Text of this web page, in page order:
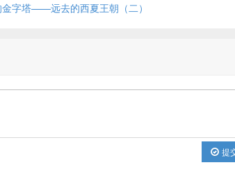
金字塔——远去的西夏王朝（二）
提